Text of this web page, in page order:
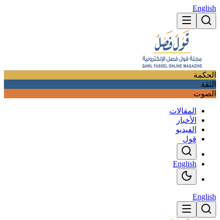
English
الحكمة
الثقة
الصوت
المقالات
الأخبار
الفيديو
قول
English
English